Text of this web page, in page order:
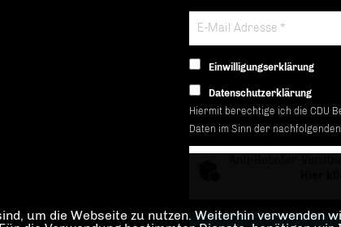
Einwilligungserklärung
Datenschutzerklärung
Hiermit berechtige ich die CDU
Daten im Sinn der nachfolgenden
um die Webseite zu nutzen. Weiterhin verwenden